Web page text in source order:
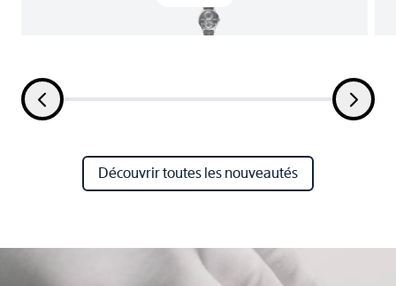
Découvrir toutes les nouveautés